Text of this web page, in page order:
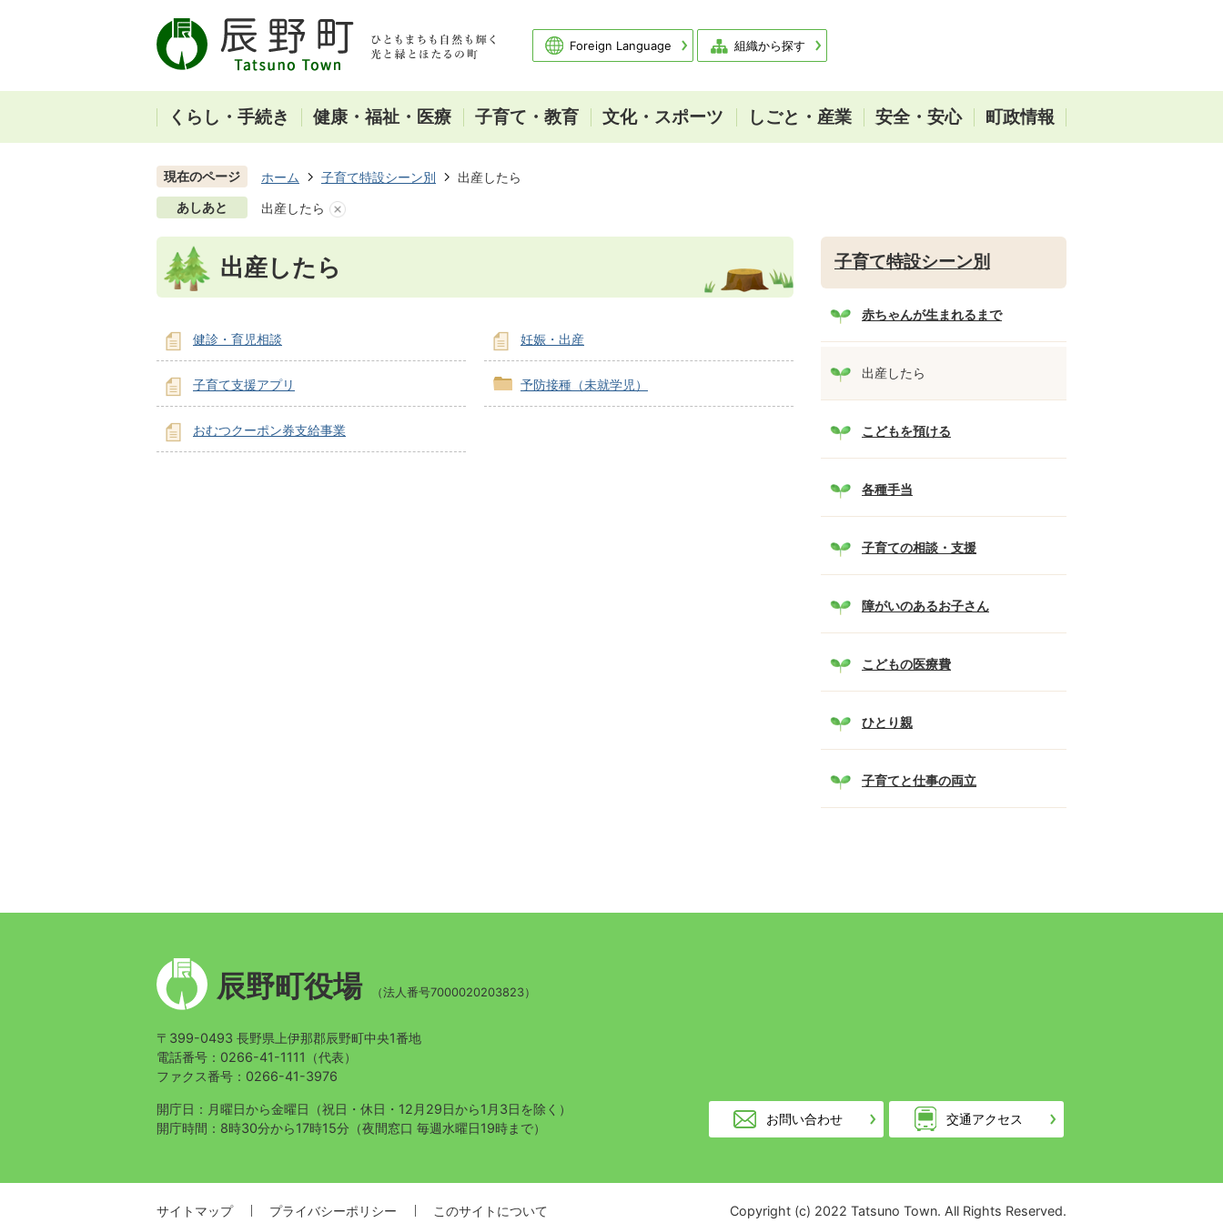
Foreign Language 組織から探す
くらし・手続き 健康・福祉・医療 子育て・教育 文化・スポーツ しごと・産業 安全・安心 町政情報
現在のページ ホーム 子育て特設シーン別 出産したら
あしあと 出産したら
出産したら
健診・育児相談 妊娠・出産
子育て支援アプリ 予防接種（未就学児）
おむつクーポン券支給事業
子育て特設シーン別
赤ちゃんが生まれるまで
出産したら
こどもを預ける
各種手当
子育ての相談・支援
障がいのあるお子さん
こどもの医療費
ひとり親
子育てと仕事の両立
辰
野
町
辰野町役場 （法人番号7000020203823）
〒399-0493 長野県上伊那郡辰野町中央1番地
電話番号：0266-41-1111（代表）
ファクス番号：0266-41-3976
開庁日：月曜日から金曜日
（祝日・休日・12月29日から1月3日を除く）
開庁時間：8時30分から17時15分 （夜間窓口 毎週水曜日19時まで）
お問い合わせ 交通アクセス
サイトマップ プライバシーポリシー このサイトについて Copyright (c) 2022 Tatsuno Town. All Rights Reserved.